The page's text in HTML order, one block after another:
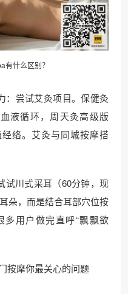
有什么区别？
：尝试艾灸项目。保健灸
液循环，周天灸高级版
经络。艾灸与同城按摩搭
试川式采耳（60分钟，现
朵，而是结合耳部穴位按
用户做完直呼“飘飘欲
按摩你最关心的问题